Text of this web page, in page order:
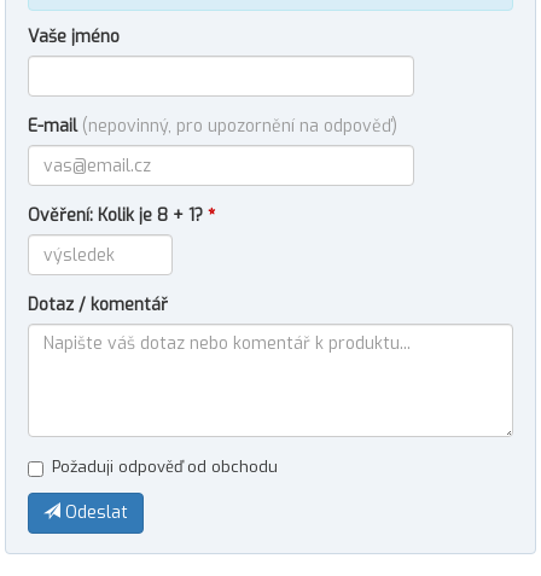
Vaše jméno
E-mail (nepovinný, pro upozornění na odpověď)
Ověření: Kolik je 8 + 1? *
Dotaz / komentář
Požaduji odpověď od obchodu
Odeslat